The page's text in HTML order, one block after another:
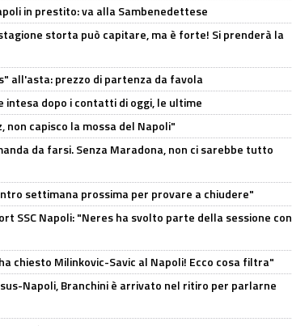
in prestito: va alla Sambenedettese
storta può capitare, ma è forte! Si prenderà la
all'asta: prezzo di partenza da favola
intesa dopo i contatti di oggi, le ultime
non capisco la mossa del Napoli"
da farsi. Senza Maradona, non ci sarebbe tutto
settimana prossima per provare a chiudere"
SSC Napoli: "Neres ha svolto parte della sessione con
chiesto Milinkovic-Savic al Napoli! Ecco cosa filtra"
Napoli, Branchini è arrivato nel ritiro per parlarne